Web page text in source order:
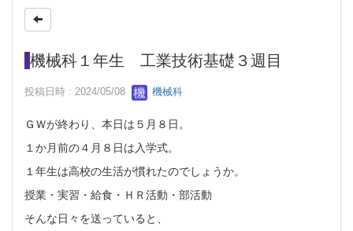
機械科１年生 工業技術基礎３週目
投稿日時 : 2024/05/08 機械科
ＧＷが終わり、本日は５月８日。
１か月前の４月８日は入学式。
１年生は高校の生活が慣れたのでしょうか。
授業・実習・給食・ＨＲ活動・部活動
そんな日々を送っていると、